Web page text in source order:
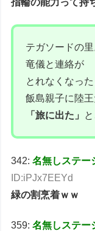
テガソードの里
竜儀と連絡が
とれなくなった
飯島親子に陸
「旅に出た」
342:名無しステー
ID:iPJx7EEYd
緑の割烹着ｗｗ
359:名無しステー